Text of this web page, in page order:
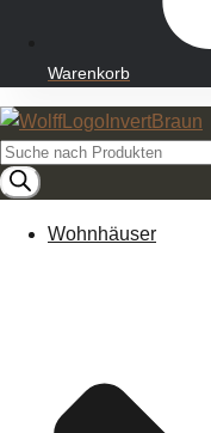
Warenkorb
Products
search
Wohnhäuser